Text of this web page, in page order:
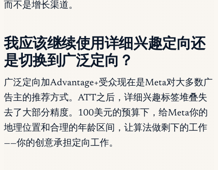
而不是增长渠道。
我应该继续使用详细兴趣定向还
是切换到广泛定向？
广泛定向加Advantage+受众现在是Meta对大多数广
告主的推荐方式。ATT之后，详细兴趣标签堆叠失
去了大部分精度。100美元的预算下，给Meta你的
地理位置和合理的年龄区间，让算法做剩下的工作
——你的创意承担定向工作。